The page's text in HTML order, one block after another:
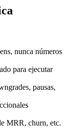
nunca números
para ejecutar
pausas,
MRR, churn, etc.